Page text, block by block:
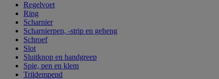
Regelvoet
Ring
Scharnier
Scharnierpen, -strip en geheng
Schroef
Slot
Sluitknop en handgreep
Spie, pen en klem
Trildempend